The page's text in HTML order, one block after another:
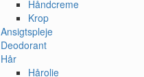
Håndcreme
Krop
Ansigtspleje
Deodorant
Hår
Hårolie